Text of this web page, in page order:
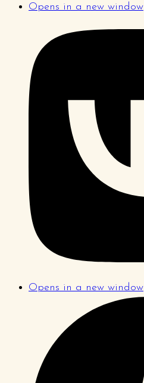
Opens in a new window
Opens in a new window